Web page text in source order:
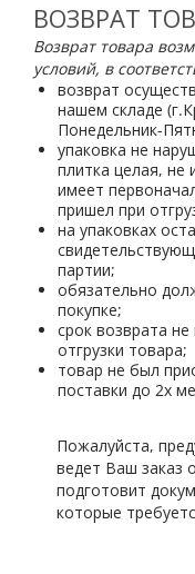
ВОЗВРАТ
Возврат товара
условий, в
возврат
нашем складе
Понедельник-
упаковка не
плитка целая, не
имеет
пришел при
на упаковках
партии;
обязательно
покупке;
срок возврата
отгрузки товара;
товар не был
поставки до 2х
Пожалуйста,
ведет Ваш заказ
подготовит
которые